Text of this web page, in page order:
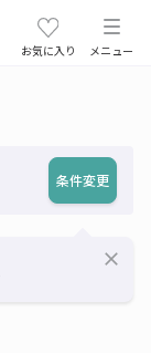
お気に入り メニュー
条件変更
close